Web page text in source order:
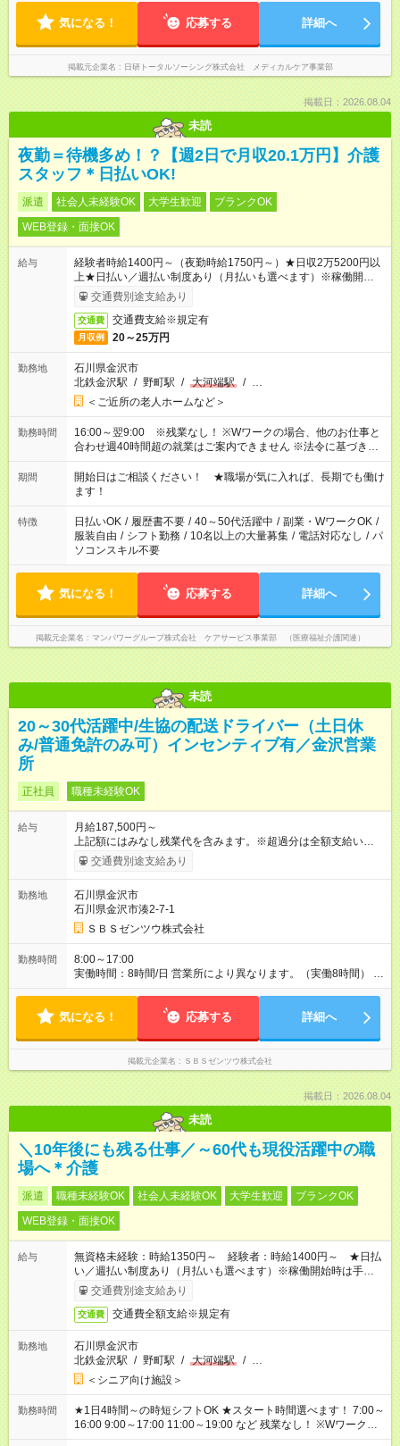
気になる！ 応募する 詳細へ
掲載元企業名 日研トータルソーシング株式会社 メディカルケア事業部
掲載日：2026.08.04
未読
夜勤＝待機多め！？【週2日で月収20.1万円】介護
スタッフ＊日払いOK!
派遣 社会人未経験OK 大学生歓迎
ブランクOK
WEB登録・面接OK
給与
経験者時給1400円～（夜勤時給1750円～）★日収2万5200円以
上★日払い／週払い制度あり（月払いも選べます）※稼働開始時
は手続き完了次第のお支払いとなります。
交通費別途支給あり
交通費 交通費支給※規定有
月収例 20～25万円
勤務地
石川県金沢市
北鉄金沢駅 / 野町駅 / 大河端駅 / …
＜ご近所の老人ホームなど＞
勤務時間
16:00～翌9:00 ※残業なし！ ※Wワークの場合、他のお仕事と
合わせ週40時間超の就業はご案内できません ※法令に基づき、
週20時間以上勤務は社会保険への加入対象となります ※労働者
派遣法（日雇い派遣の原則禁止）により、短時間・短期間の就
業はご案内が難しい場合があります
期間
開始日はご相談ください！ ★職場が気に入れば、長期でも働け
ます！
特徴 日払いOK / 履歴書不要 / 40～50代活躍中 / 副業・WワークOK /
服装自由 / シフト勤務 / 10名以上の大量募集 / 電話対応なし / パ
ソコンスキル不要
気になる！ 応募する 詳細へ
掲載元企業名 マンパワーグループ株式会社 ケアサービス事業部 （医療福祉介護関連）
未読
20～30代活躍中/生協の配送ドライバー（土日休
み/普通免許のみ可）インセンティブ有／金沢営業
所
正社員 職種未経験OK
給与
月給187,500円～
上記額にはみなし残業代を含みます。※超過分は全額支給いたし
ます。 みなし残業代 61,605円／月 みなし残業時間 45時間／月
※月給＋インセンティブと賞与年2回を別途支給します ※以下の
業代＞ 45時間分・61605円 ※残業時間にかかわらず、上記の金
額は満額支給されます。 ＜インセンティブ支給あり！＞ 配送先
の隣のお宅やお客様から紹介されたお宅に 「生協の宅配サービ
ス」を提案して 新規受注につながれば、別途インセンティブを
支給。 月5～6万円のインセンティブを手にしている社員もいま
す。 ＜想定年収＞ ・294万～430万（入社1～3年目安） ・480
ア長） 【試用期間】試用期間あり 試用期間の長さ：3ヶ月 雇用
形態、給与は本採用時と同じです。
交通費別途支給あり
勤務地
石川県金沢市
石川県金沢市湊2-7-1
ＳＢＳゼンツウ株式会社
勤務時間
8:00～17:00
実働時間：8時間/日 営業所により異なります。（実働8時間） ※
残業: 平均1日1時間～1.5時間程度 配送に慣れてくると残業ほと
気になる！ 応募する 詳細へ
掲載元企業名 ＳＢＳゼンツウ株式会社
掲載日：2026.08.04
未読
＼10年後にも残る仕事／～60代も現役活躍中の職
場へ＊介護
派遣 職種未経験OK 社会人未経験OK 大学生歓迎
ブランクOK
WEB登録・面接OK
給与
無資格未経験：時給1350円～ 経験者：時給1400円～ ★日払
い／週払い制度あり（月払いも選べます）※稼働開始時は手続き
完了次第のお支払いとなります。
交通費別途支給あり
交通費 交通費全額支給※規定有
勤務地
石川県金沢市
北鉄金沢駅 / 野町駅 / 大河端駅 / …
＜シニア向け施設＞
勤務時間
★1日4時間～の時短シフトOK ★スタート時間選べます！ 7:00～
16:00 9:00～17:00 11:00～19:00 など 残業なし！ ※Wワークの
場合、他のお仕事と合わせ週40時間超の就業はご案内できませ